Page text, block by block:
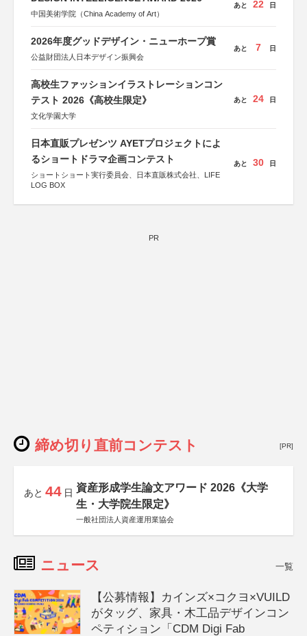
中国美術学院（China Academy of Art）
あと 22 日
2026年度グッドデザイン・ニューホープ賞
公益財団法人日本デザイン振興会
あと 7 日
高校生ファッションイラストレーションコン
テスト 2026《高校生限定》
文化学園大学
あと 24 日
日本直販プレゼンツ AYETプロジェクトによ
るショートドラマ企画コンテスト
ショートショート実行委員会、日本直販株式会社、LIFE
LOG BOX
あと 30 日
PR
締め切り直前コンテスト [PR]
あと 44 日 資産形成学生論文アワード 2026《大学
生・大学院生限定》
一般社団法人資産運用業協会
ニュース 一覧
【公募情報】カインズ×コクヨ×VUILD
がタッグ、家具・木工品デザインコン
ペティション「CDM Digi Fab